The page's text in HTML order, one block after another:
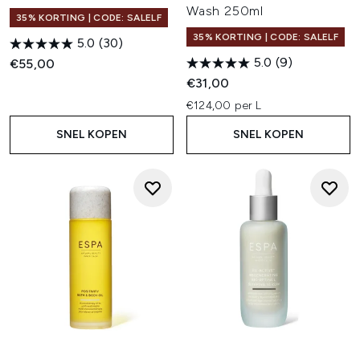
35% KORTING | CODE: SALELF
5.0 (30)
€55,00
SNEL KOPEN
Wash 250ml
35% KORTING | CODE: SALELF
5.0 (9)
€31,00
€124,00 per L
SNEL KOPEN